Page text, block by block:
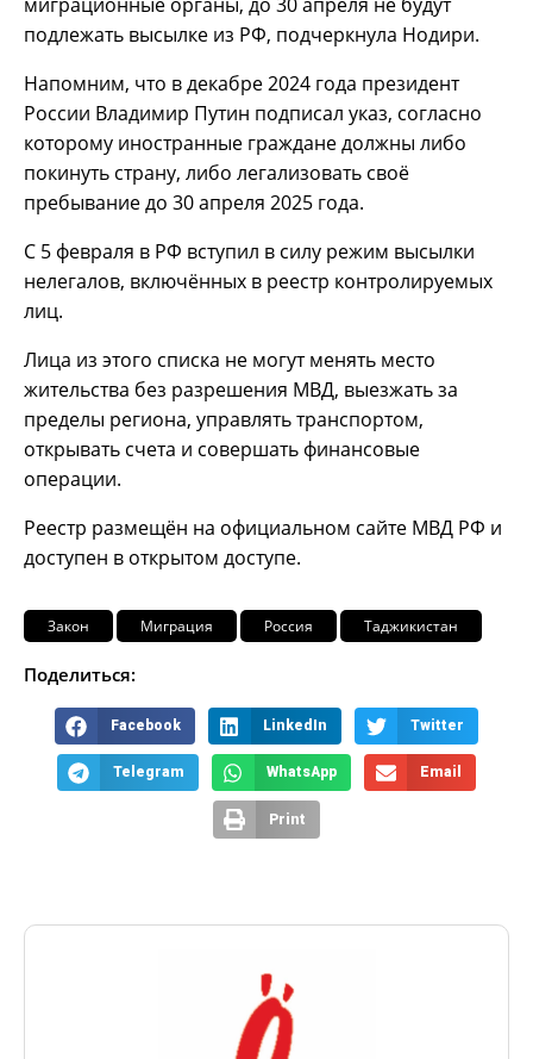
подлежать высылке из РФ, подчеркнула Нодири.
Напомним, что в декабре 2024 года президент
России Владимир Путин подписал указ, согласно
которому иностранные граждане должны либо
покинуть страну, либо легализовать своё
пребывание до 30 апреля 2025 года.
С 5 февраля в РФ вступил в силу режим высылки
нелегалов, включённых в реестр контролируемых
лиц.
Лица из этого списка не могут менять место
жительства без разрешения МВД, выезжать за
пределы региона, управлять транспортом,
открывать счета и совершать финансовые
операции.
Реестр размещён на официальном сайте МВД РФ и
доступен в открытом доступе.
Закон Миграция Россия Таджикистан
Поделиться:
Facebook LinkedIn Twitter
Telegram WhatsApp Email
Print